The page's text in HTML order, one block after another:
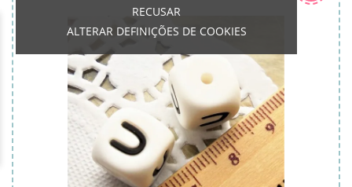
RECUSAR
ALTERAR DEFINIÇÕES DE COOKIES